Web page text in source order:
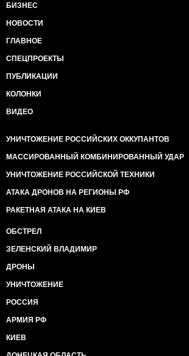
БИЗНЕС
НОВОСТИ
ГЛАВНОЕ
СПЕЦПРОЕКТЫ
ПУБЛИКАЦИИ
КОЛОНКИ
ВИДЕО
УНИЧТОЖЕНИЕ РОССИЙСКИХ ОККУПАНТОВ
МАССИРОВАННЫЙ КОМБИНИРОВАННЫЙ УДАР
УНИЧТОЖЕНИЕ РОССИЙСКОЙ ТЕХНИКИ
АТАКА ДРОНОВ НА РЕГИОНЫ РФ
РАКЕТНАЯ АТАКА НА КИЕВ
ОБСТРЕЛ
ЗЕЛЕНСКИЙ ВЛАДИМИР
ДРОНЫ
УНИЧТОЖЕНИЕ
РОССИЯ
АРМИЯ РФ
КИЕВ